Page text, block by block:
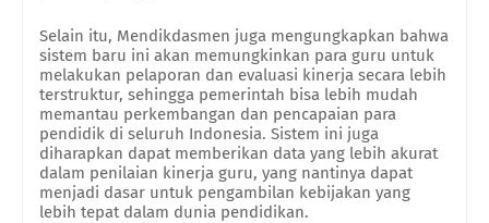
Selain itu, Mendikdasmen juga mengungkapkan bahwa
sistem baru ini akan memungkinkan para guru untuk
melakukan pelaporan dan evaluasi kinerja secara lebih
terstruktur, sehingga pemerintah bisa lebih mudah
memantau perkembangan dan pencapaian para
pendidik di seluruh Indonesia. Sistem ini juga
diharapkan dapat memberikan data yang lebih akurat
dalam penilaian kinerja guru, yang nantinya dapat
menjadi dasar untuk pengambilan kebijakan yang
lebih tepat dalam dunia pendidikan.